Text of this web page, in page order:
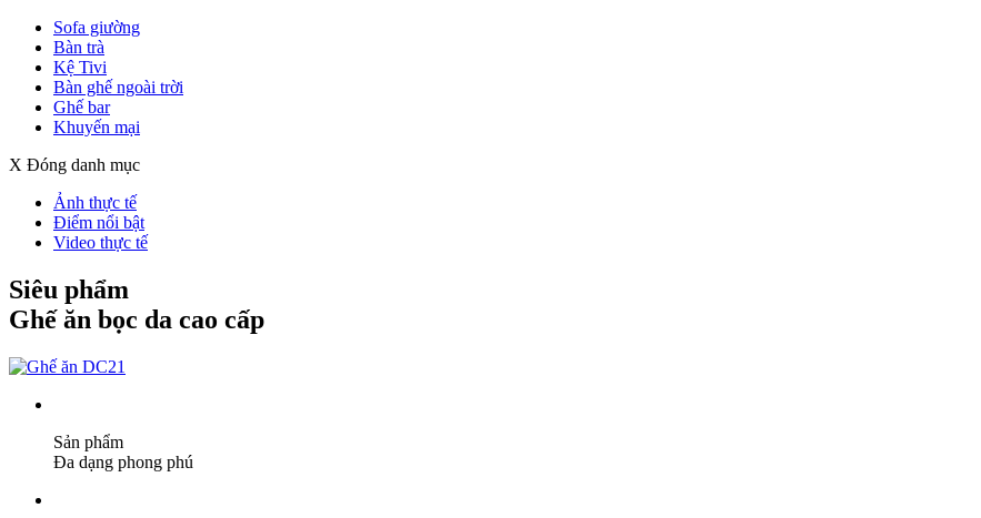
Sofa giường
Bàn trà
Kệ Tivi
Bàn ghế ngoài trời
Ghế bar
Khuyến mại
X Đóng danh mục
Ảnh thực tế
Điểm nổi bật
Video thực tế
Siêu phẩm
Ghế ăn bọc da cao cấp
Sản phẩm
Đa dạng phong phú